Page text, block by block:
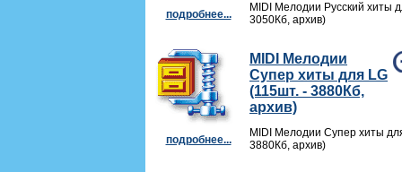
подробнее...
MIDI Мелодии Русский хиты
3050Кб, архив)
подробнее...
MIDI Мелодии
Супер хиты для LG
(115шт. - 3880Кб,
архив)
MIDI Мелодии Супер хиты
3880Кб, архив)